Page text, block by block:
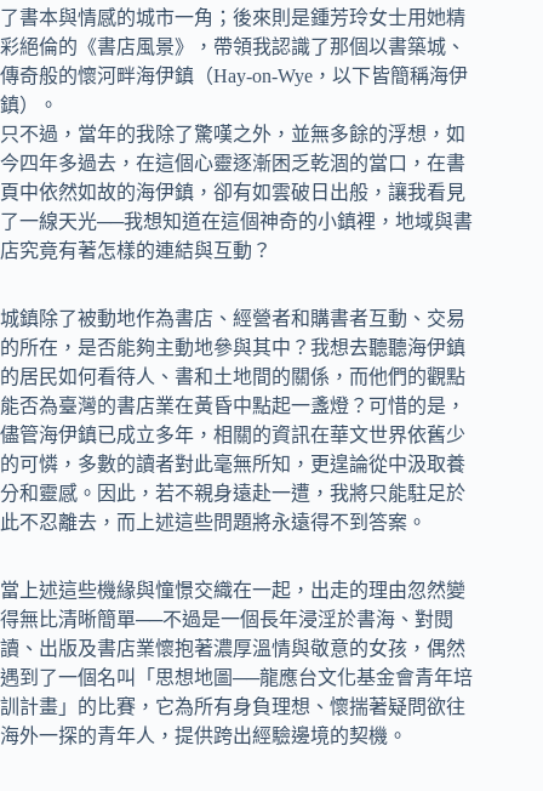
了書本與情感的城市一角；後來則是鍾芳玲女士用她精
彩絕倫的《書店風景》，帶領我認識了那個以書築城、
傳奇般的懷河畔海伊鎮（Hay-on-Wye，以下皆簡稱海伊
鎮）。
只不過，當年的我除了驚嘆之外，並無多餘的浮想，如
今四年多過去，在這個心靈逐漸困乏乾涸的當口，在書
頁中依然如故的海伊鎮，卻有如雲破日出般，讓我看見
了一線天光──我想知道在這個神奇的小鎮裡，地域與書
店究竟有著怎樣的連結與互動？
城鎮除了被動地作為書店、經營者和購書者互動、交易
的所在，是否能夠主動地參與其中？我想去聽聽海伊鎮
的居民如何看待人、書和土地間的關係，而他們的觀點
能否為臺灣的書店業在黃昏中點起一盞燈？可惜的是，
儘管海伊鎮已成立多年，相關的資訊在華文世界依舊少
的可憐，多數的讀者對此毫無所知，更遑論從中汲取養
分和靈感。因此，若不親身遠赴一遭，我將只能駐足於
此不忍離去，而上述這些問題將永遠得不到答案。
當上述這些機緣與憧憬交織在一起，出走的理由忽然變
得無比清晰簡單──不過是一個長年浸淫於書海、對閱
讀、出版及書店業懷抱著濃厚溫情與敬意的女孩，偶然
遇到了一個名叫「思想地圖──龍應台文化基金會青年培
訓計畫」的比賽，它為所有身負理想、懷揣著疑問欲往
海外一探的青年人，提供跨出經驗邊境的契機。